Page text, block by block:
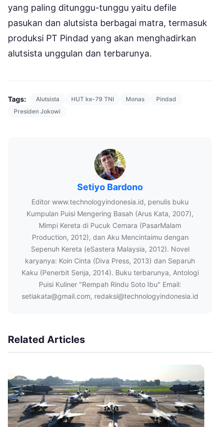
yang paling ditunggu-tunggu yaitu defile
pasukan dan alutsista berbagai matra, termasuk
produksi PT Pindad yang akan menghadirkan
alutsista unggulan dan terbarunya.
Tags: Alutsista HUT ke-79 TNI Monas
Pindad
Presiden Jokowi
Setiyo Bardono
Editor www.technologyindonesia.id, penulis buku
Kumpulan Puisi Mengering Basah (Arus Kata, 2007),
Mimpi Kereta di Pucuk Cemara (PasarMalam
Production, 2012), dan Aku Mencintaimu dengan
Sepenuh Kereta (eSastera Malaysia, 2012). Novel
karyanya: Koin Cinta (Diva Press, 2013) dan Separuh
Kaku (Penerbit Senja, 2014). Buku terbarunya, Antologi
Puisi Kuliner "Rempah Rindu Soto Ibu" Email:
setiakata@gmail.com, redaksi@technologyindonesia.id
Related Articles